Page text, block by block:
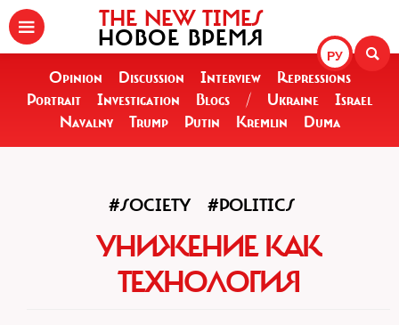
РУ
THE NEW TIMES
НОВОЕ ВРЕМЯ
Opinion Discussion Interview
Repressions
Portrait
Investigation Blogs / Ukraine
Israel
Navalny
Trump Putin Kremlin Duma
#SOCIETY #POLITICS
УНИЖЕНИЕ КАК
ТЕХНОЛОГИЯ